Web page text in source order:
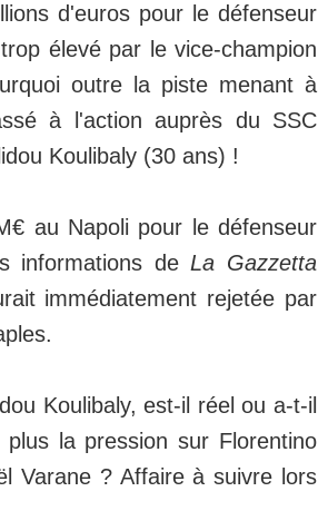
d'euros pour le défenseur
élevé par le vice-champion
outre la piste menant à
à l'action auprès du SSC
Koulibaly (30 ans) !
au Napoli pour le défenseur
informations de La Gazzetta
immédiatement rejetée par
Koulibaly, est-il réel ou a-t-il
la pression sur Florentino
Varane ? Affaire à suivre lors